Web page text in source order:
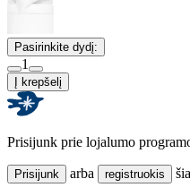
Pasirinkite dydį:
1
Į krepšelį
Prisijunk prie lojalumo
Prisijunk arba registruokis